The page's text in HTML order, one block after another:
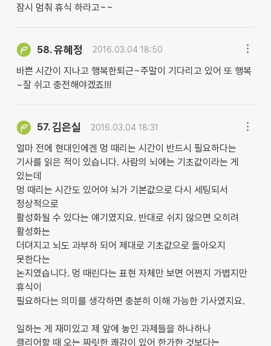
잠시 멈춰 휴식 하라고~~
58.유혜정 2016.03.04 18:50
바쁜 시간이 지나고 행복한퇴근~주말이 기다리고 있어 또 행복
~잘 쉬고 충전해야겠죠!!!
57.김은실 2016.03.04 18:31
얼마 전에 현대인에겐 멍 때리는 시간이 반드시 필요하다는
기사를 읽은 적이 있습니다. 사람의 뇌에는 기초값이라는 게
있는데
멍 때리는 시간도 있어야 뇌가 기본값으로 다시 세팅되서
정상적으로
활성화될 수 있다는 얘기였지요. 반대로 쉬지 않으면 오히려
활성화는
더뎌지고 뇌도 과부하 되어 제대로 기초값으로 돌아오지
못한다는
논지였습니다. 멍 때린다는 표현 자체만 보면 어쩐지 가볍지만
휴식이
필요하다는 의미를 생각하면 충분히 이해 가능한 기사였지요.
일하는 게 재미있고 제 앞에 놓인 과제들을 하나하나
클리어할 때 오는 짜릿한 쾌감이 있어 한가한 것보다는